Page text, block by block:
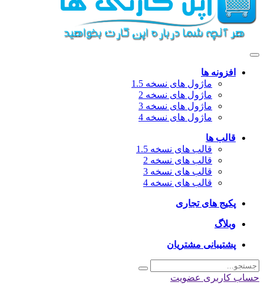
افزونه ها
ماژول های نسخه 1.5
ماژول های نسخه 2
ماژول های نسخه 3
ماژول های نسخه 4
قالب ها
قالب های نسخه 1.5
قالب های نسخه 2
قالب های نسخه 3
قالب های نسخه 4
پکیج های تجاری
وبلاگ
پشتیبانی مشتریان
کاربری عضویت